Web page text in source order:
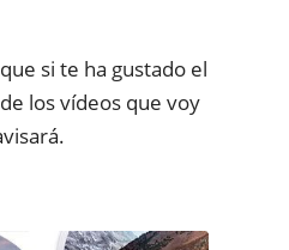
si te ha gustado el
los vídeos que voy